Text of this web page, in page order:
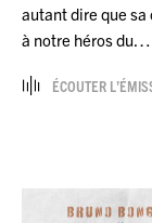
autant dire que
à notre héros du…
ÉCOUTER